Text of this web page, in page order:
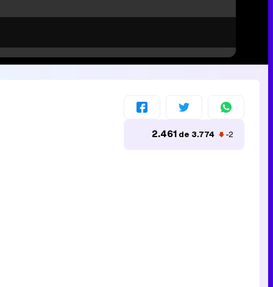
2.461de 3.774 -2